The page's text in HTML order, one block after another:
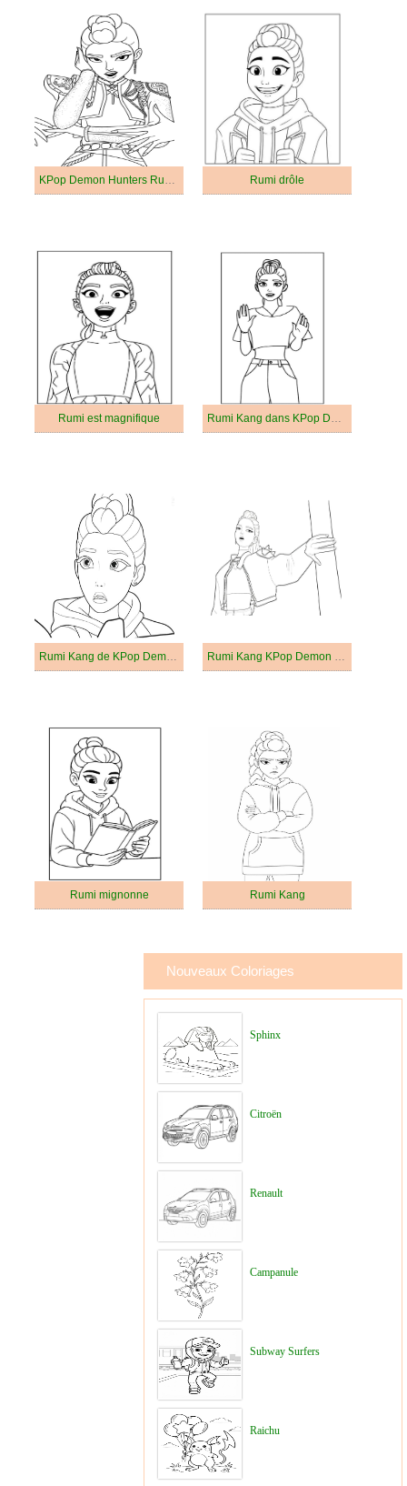
KPop Demon Hunters Rumi Kang Rumi drôle
Rumi est magnifique Rumi Kang dans KPop Demon Hunters
Rumi Kang de KPop Demon Hunters Rumi Kang KPop Demon Hunters
Rumi mignonne Rumi Kang
Nouveaux Coloriages
Sphinx
Citroën
Renault
Campanule
Subway Surfers
Raichu